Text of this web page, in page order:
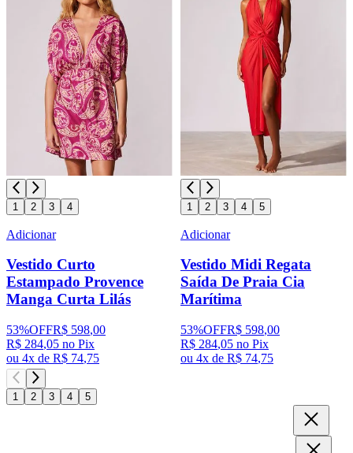
1 2 3 4
Adicionar
Vestido Curto
Estampado Provence
Manga Curta Lilás
53%OFFR$ 598,00
R$ 284,05 no Pix
ou 4x de R$ 74,75
1 2 3 4 5
Adicionar
Vestido Midi Regata
Saída De Praia Cia
Marítima
53%OFFR$ 598,00
R$ 284,05 no Pix
ou 4x de R$ 74,75
1 2 3 4 5